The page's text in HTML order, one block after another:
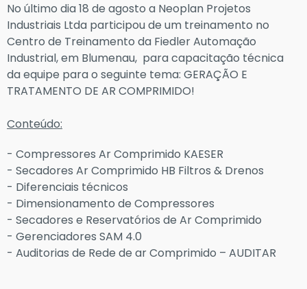
No último dia 18 de agosto a Neoplan Projetos
Industriais Ltda participou de um treinamento no
Centro de Treinamento da Fiedler Automação
Industrial, em Blumenau, para capacitação técnica
da equipe para o seguinte tema: GERAÇÃO E
TRATAMENTO DE AR COMPRIMIDO!
Conteúdo:
- Compressores Ar Comprimido KAESER
- Secadores Ar Comprimido HB Filtros & Drenos
- Diferenciais técnicos
- Dimensionamento de Compressores
- Secadores e Reservatórios de Ar Comprimido
- Gerenciadores SAM 4.0
- Auditorias de Rede de ar Comprimido – AUDITAR